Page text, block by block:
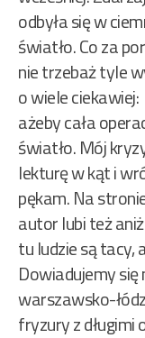
odbyła się w
światło. Co za
nie trzebaż tyle
o wiele
ażeby cała
światło. Mój
lekturę w kąt i
pękam. Na
autor lubi też
tu ludzie są tacy,
Dowiadujemy
warszawsko-
fryzury z długimi